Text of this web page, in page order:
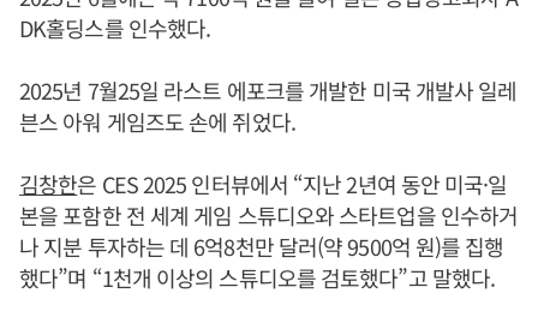
DK홀딩스를 인수했다.
2025년 7월25일 라스트 에포크를 개발한 미국 개발사 일레
븐스 아워 게임즈도 손에 쥐었다.
김창한은 CES 2025 인터뷰에서 “지난 2년여 동안 미국·일
본을 포함한 전 세계 게임 스튜디오와 스타트업을 인수하거
나 지분 투자하는 데 6억8천만 달러(약 9500억 원)를 집행
했다”며 “1천개 이상의 스튜디오를 검토했다”고 말했다.